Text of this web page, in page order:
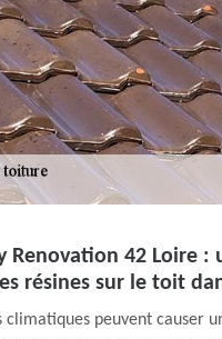
Renovation 42 Loire :
résines sur le toit
climatiques peuvent causer